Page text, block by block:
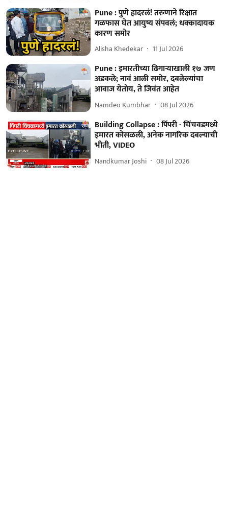
Pune : पुणे हादरलं! तरुणाने रिक्षात
गळफास घेत आयुष्य संपवलं; धक्कादायक
कारण समोर
Alisha Khedekar 11 Jul 2026
Pune : इमारतीच्या ढिगाऱ्याखाली १७ जण
अडकले; नावं आली समोर, दबलेल्यांचा
आवाज येतोय, ते जिवंत आहेत
Namdeo Kumbhar 08 Jul 2026
Building Collapse : पिंपरी - चिंचवडमध्ये
इमारत कोसळली, अनेक नागरिक दबल्याची
भीती, VIDEO
Nandkumar Joshi 08 Jul 2026